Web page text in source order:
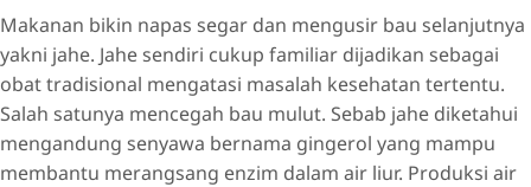
Makanan bikin napas segar dan mengusir bau selanjutnya
yakni jahe. Jahe sendiri cukup familiar dijadikan sebagai
obat tradisional mengatasi masalah kesehatan tertentu.
Salah satunya mencegah bau mulut. Sebab jahe diketahui
mengandung senyawa bernama gingerol yang mampu
membantu merangsang enzim dalam air liur. Produksi air